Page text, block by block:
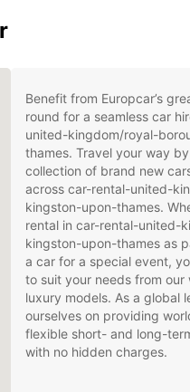
Benefit from Europcar’s
round for a seamless car
united-kingdom/royal-
thames. Travel your way
collection of brand new
across car-rental-united-
kingston-upon-thames.
rental in car-rental-united-
kingston-upon-thames as
a car for a special event,
to suit your needs from
luxury models. As a global
ourselves on providing
flexible short- and long-
with no hidden charges.